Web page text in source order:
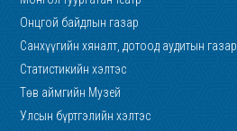
Онцгой байдлын газар
Санхүүгийн хяналт, дотоод аудитын газар
Статистикийн хэлтэс
Төв аймгийн Музей
Улсын бүртгэлийн хэлтэс